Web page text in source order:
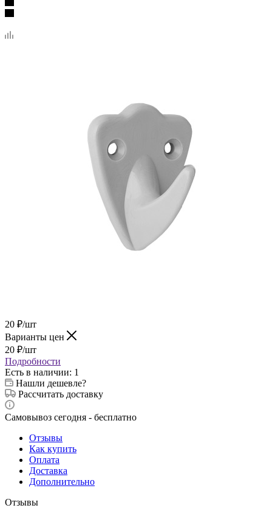
20 ₽/шт
Варианты цен
20 ₽/шт
Подробности
Есть в наличии: 1
Нашли дешевле?
Рассчитать доставку
Самовывоз сегодня - бесплатно
Отзывы
Как купить
Оплата
Доставка
Дополнительно
Отзывы